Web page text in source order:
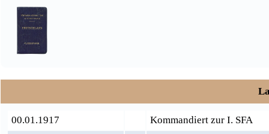
00.01.1917
Kommandiert zur I. SFA